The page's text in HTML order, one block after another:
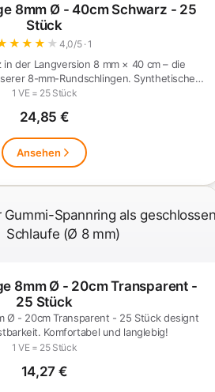
8mm Ø - 40cm Schwarz - 25
Stück
★ ★ ★ ★4,0/5 · 1
der Langversion 8 mm × 40 cm – die
8-mm-Rundschlingen. Synthetisches
Elastomer,…
1 VE = 25 Stück
24,85 €
Ansehen
8mm Ø - 20cm Transparent -
25 Stück
Ø - 20cm Transparent - 25 Stück designt
Komfortabel und langlebig!
1 VE = 25 Stück
14,27 €